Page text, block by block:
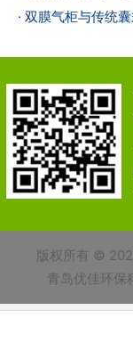
· 双膜气柜与传统
版权所有 ©
青岛优佳环保